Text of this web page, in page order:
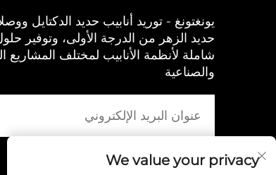
يونغتونغ - توريد أنابيب حديد الدكتايل
حديد الزهر من الدرجة الأولى، وتوفير
شاملة لأنظمة الأنابيب لمختلف المشاريع
والصناعية
We value your privacy